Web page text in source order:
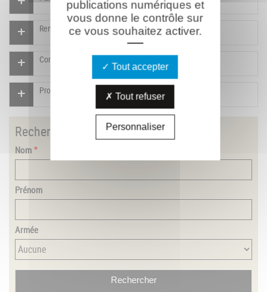
Rendre un hommage pour ce combattant
Compléter la fiche pour ce combattant
Proposer un document pour ce combattant
Rechercher un combattant
Nom
Prénom
Armée
publications numériques et
vous donne le contrôle sur
ce vous souhaitez activer.
Tout accepter
Tout refuser
Personnaliser